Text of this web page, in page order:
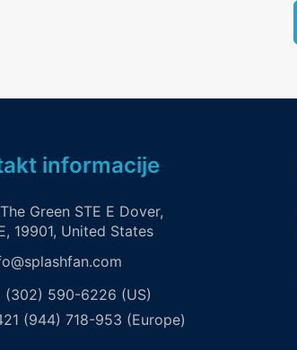
informacije
Green STE E Dover,
19901, United States
(302) 590-6226 (US)
(944) 718-953 (Europe)